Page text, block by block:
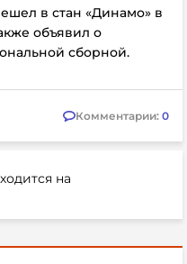
в стан «Динамо» в
объявил о
сборной.
Комментарии: 0
на